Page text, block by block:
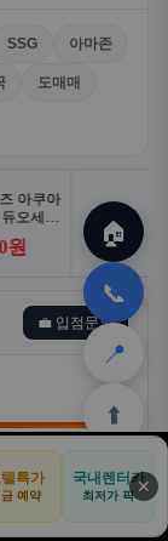
테무
초저가·무료배송
바로가기 →
🛒
쿠팡
🎁
테무
🏠
📞
📍
⬆️
록
🛒
아마존
특가
금 예약
국내렌터카
최저가 픽 ✕